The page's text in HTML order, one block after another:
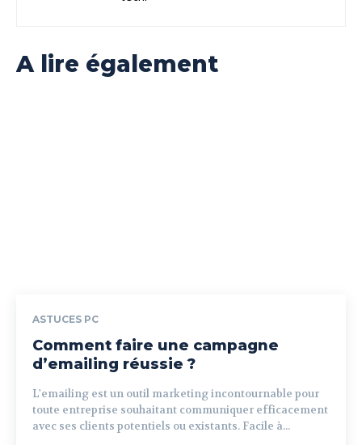
A lire également
ASTUCES PC
Comment faire une campagne
d’emailing réussie ?
L'emailing est un outil marketing incontournable pour
toute entreprise souhaitant communiquer efficacement
avec ses clients potentiels ou existants. Facile à...